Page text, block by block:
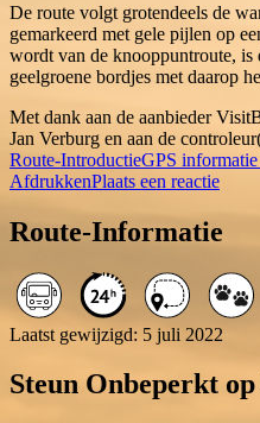
De route volgt grotendeels de
gemarkeerd met gele pijlen op
wordt van de knooppuntroute, is
geelgroene bordjes met daarop
Met dank aan de aanbieder
Jan Verburg en aan de
Route-IntroductieGPS informatie
AfdrukkenPlaats een reactie
Route-Informatie
Laatst gewijzigd: 5 juli 2022
Steun Onbeperkt